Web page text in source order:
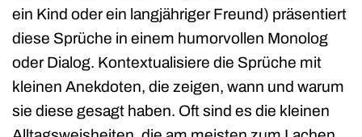
ein Kind oder ein langjähriger Freund) präsentiert
diese Sprüche in einem humorvollen Monolog
oder Dialog. Kontextualisiere die Sprüche mit
kleinen Anekdoten, die zeigen, wann und warum
sie diese gesagt haben. Oft sind es die kleinen